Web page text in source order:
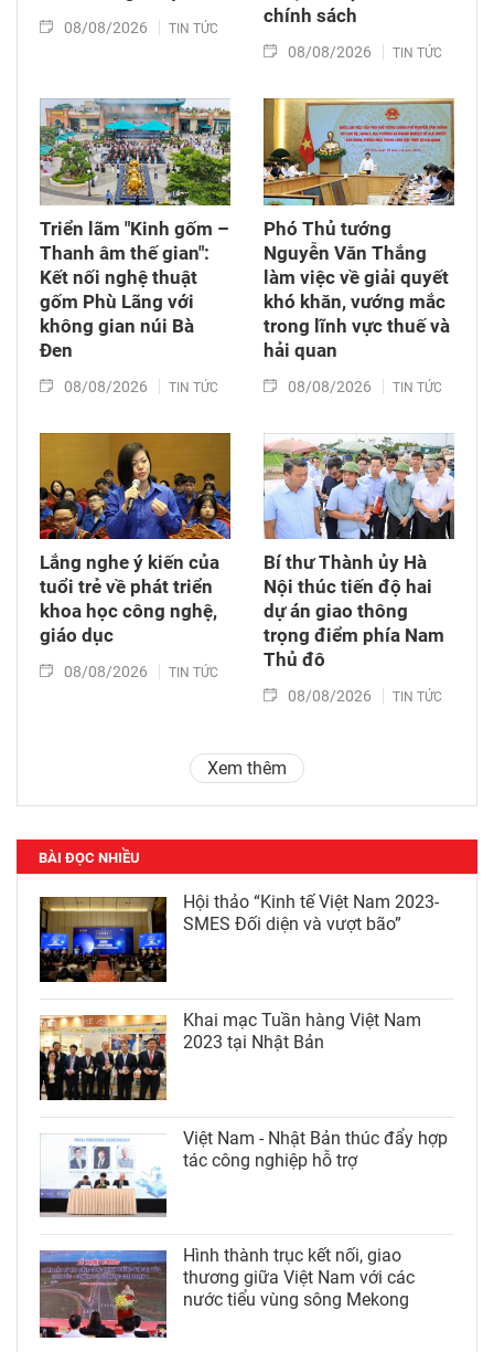
08/08/2026 TIN TỨC
chính sách
08/08/2026 TIN TỨC
Triển lãm "Kinh gốm –
Thanh âm thế gian":
Kết nối nghệ thuật
gốm Phù Lãng với
không gian núi Bà
Đen
08/08/2026 TIN TỨC
Phó Thủ tướng
Nguyễn Văn Thắng
làm việc về giải quyết
khó khăn, vướng mắc
trong lĩnh vực thuế và
hải quan
08/08/2026 TIN TỨC
Lắng nghe ý kiến của
tuổi trẻ về phát triển
khoa học công nghệ,
giáo dục
08/08/2026 TIN TỨC
Bí thư Thành ủy Hà
Nội thúc tiến độ hai
dự án giao thông
trọng điểm phía Nam
Thủ đô
08/08/2026 TIN TỨC
Xem thêm
BÀI ĐỌC NHIỀU
Hội thảo “Kinh tế Việt Nam 2023-
SMES Đối diện và vượt bão”
Khai mạc Tuần hàng Việt Nam
2023 tại Nhật Bản
Việt Nam - Nhật Bản thúc đẩy hợp
tác công nghiệp hỗ trợ
Hình thành trục kết nối, giao
thương giữa Việt Nam với các
nước tiểu vùng sông Mekong